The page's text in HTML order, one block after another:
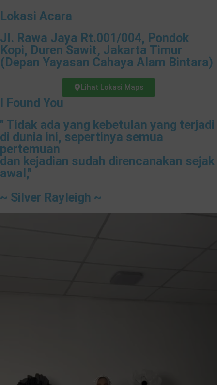
Lokasi Acara
Jl. Rawa Jaya Rt.001/004, Pondok
Kopi, Duren Sawit, Jakarta Timur
(Depan Yayasan Cahaya Alam Bintara)
Lihat Lokasi Maps
I Found You
" Tidak ada yang kebetulan yang terjadi
di dunia ini, sepertinya semua
pertemuan
dan kejadian sudah direncanakan sejak
awal,"
~ Silver Rayleigh ~